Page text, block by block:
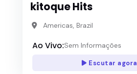
kitoque Hits
Americas, Brazil
Ao Vivo:Sem Informações
Escutar agora